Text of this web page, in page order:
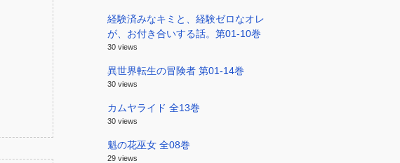
経験済みなキミと、経験ゼロなオレ
が、お付き合いする話。第01-10巻
30 views
異世界転生の冒険者 第01-14巻
30 views
カムヤライド 全13巻
30 views
魁の花巫女 全08巻
29 views